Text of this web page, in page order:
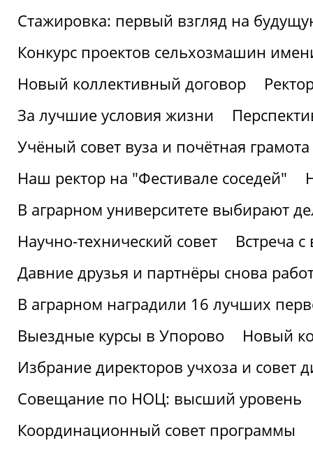
Стажировка: первый взгляд на
Конкурс проектов сельхозмашин
Новый коллективный договор
За лучшие условия жизни
Учёный совет вуза и почётная
Наш ректор на "Фестивале соседей"
В аграрном университете выбирают
Научно-технический совет
Встреча
Давние друзья и партнёры снова
В аграрном наградили 16 лучших
Выездные курсы в Упорово
Новый
Избрание директоров учхоза и совет
Совещание по НОЦ: высший уровень
Координационный совет программы